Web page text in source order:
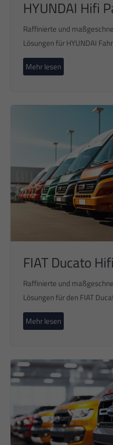
HYUNDAI Hifi
Raffinierte und
Lösungen für HYUNDAI
Mehr lesen
FIAT Ducato
Raffinierte und
Lösungen für den FIAT
Mehr lesen